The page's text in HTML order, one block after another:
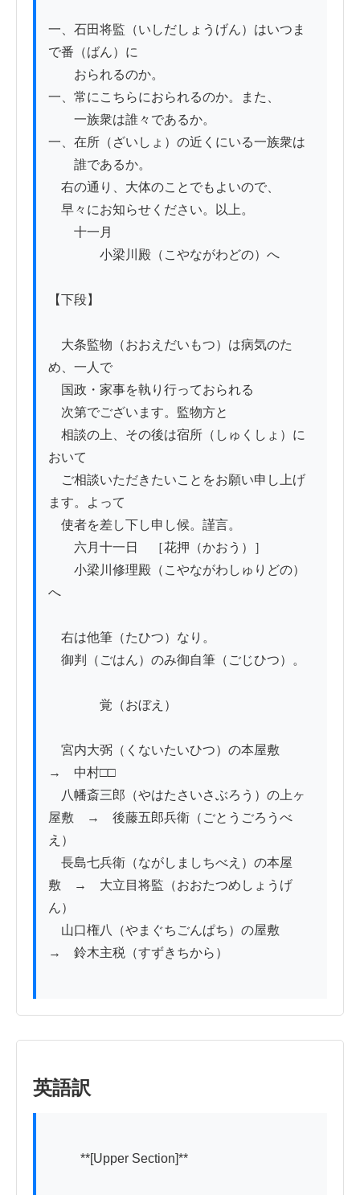
一、石田将監（いしだしょうげん）はいつま
で番（ばん）に
おられるのか。
一、常にこちらにおられるのか。また、
一族衆は誰々であるか。
一、在所（ざいしょ）の近くにいる一族衆は
誰であるか。
右の通り、大体のことでもよいので、
早々にお知らせください。以上。
十一月
小梁川殿（こやながわどの）へ
【下段】
大条監物（おおえだいもつ）は病気のた
め、一人で
国政・家事を執り行っておられる
次第でございます。監物方と
相談の上、その後は宿所（しゅくしょ）に
おいて
ご相談いただきたいことをお願い申し上げ
ます。よって
使者を差し下し申し候。謹言。
六月十一日　［花押（かおう）］
小梁川修理殿（こやながわしゅりどの）
へ
右は他筆（たひつ）なり。
御判（ごはん）のみ御自筆（ごじひつ）。
覚（おぼえ）
宮内大弼（くないたいひつ）の本屋敷
→　中村□□
八幡斎三郎（やはたさいさぶろう）の上ヶ
屋敷　→　後藤五郎兵衛（ごとうごろうべ
え）
長島七兵衛（ながしましちべえ）の本屋
敷　→　大立目将監（おおたつめしょうげ
ん）
山口権八（やまぐちごんぱち）の屋敷
→　鈴木主税（すずきちから）
英語訳